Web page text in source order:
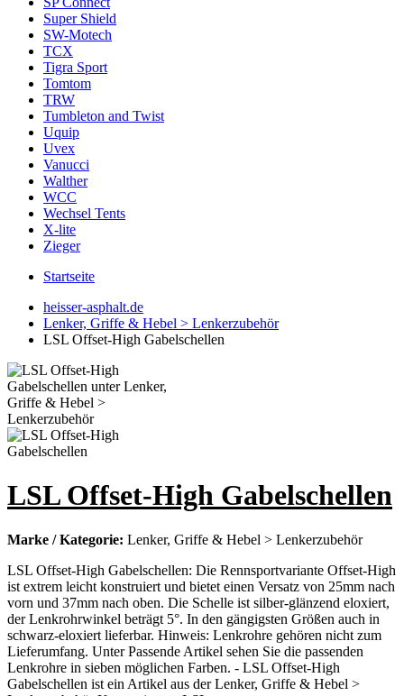
Super Shield
SW-Motech
TCX
Tigra Sport
Tomtom
TRW
Tumbleton and Twist
Uquip
Uvex
Vanucci
Walther
WCC
Wechsel Tents
X-lite
Zieger
Startseite
heisser-asphalt.de
Lenker, Griffe & Hebel > Lenkerzubehör
LSL Offset-High Gabelschellen
LSL Offset-High Gabelschellen
Marke / Kategorie: Lenker, Griffe & Hebel > Lenkerzubehör
LSL Offset-High Gabelschellen: Die Rennsportvariante Offset-High
ist extrem leicht konstruiert und bietet einen Versatz von 25mm nach
vorn und 37mm nach oben. Die Schelle ist silber-glänzend eloxiert,
der Lenkrohrwinkel beträgt 5°. In den gängigsten Größen auch in
schwarz-eloxiert lieferbar. Hinweis: Lenkrohre gehören nicht zum
Lieferumfang. Unter Passende Artikel sehen Sie die passenden
Lenkrohre in sieben möglichen Farben. - LSL Offset-High
Gabelschellen ist ein Artikel aus der Lenker, Griffe & Hebel >